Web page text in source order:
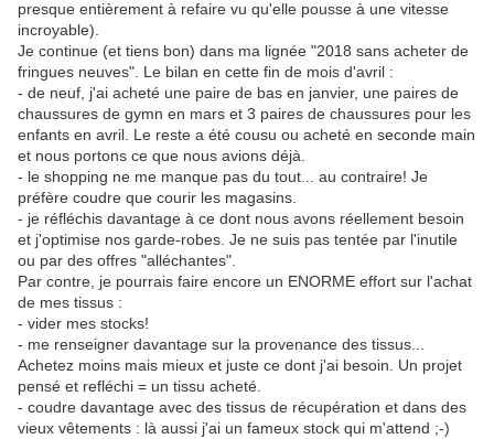
presque entièrement à refaire vu qu'elle pousse à une vitesse
incroyable).
Je continue (et tiens bon) dans ma lignée "2018 sans acheter de
fringues neuves". Le bilan en cette fin de mois d'avril :
- de neuf, j'ai acheté une paire de bas en janvier, une paires de
chaussures de gymn en mars et 3 paires de chaussures pour les
enfants en avril. Le reste a été cousu ou acheté en seconde main
et nous portons ce que nous avions déjà.
- le shopping ne me manque pas du tout... au contraire! Je
préfère coudre que courir les magasins.
- je réfléchis davantage à ce dont nous avons réellement besoin
et j'optimise nos garde-robes. Je ne suis pas tentée par l'inutile
ou par des offres "alléchantes".
Par contre, je pourrais faire encore un ENORME effort sur l'achat
de mes tissus :
- vider mes stocks!
- me renseigner davantage sur la provenance des tissus...
Achetez moins mais mieux et juste ce dont j'ai besoin. Un projet
pensé et refléchi = un tissu acheté.
- coudre davantage avec des tissus de récupération et dans des
vieux vêtements : là aussi j'ai un fameux stock qui m'attend ;-)